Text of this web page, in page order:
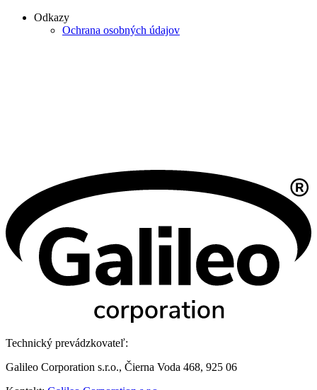
Odkazy
Ochrana osobných údajov
Technický prevádzkovateľ:
Galileo Corporation s.r.o., Čierna Voda 468, 925 06